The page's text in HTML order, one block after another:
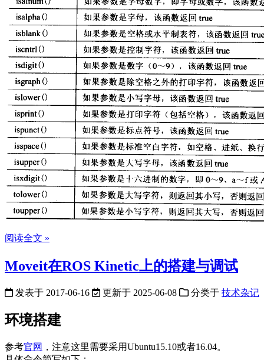
阅读全文 »
Moveit在ROS Kinetic上的搭建与调试
发表于 2017-06-16 更新于 2025-06-08 分类于 技术杂记
环境搭建
参考官网 ，注意这里需要采用Ubuntu15.10或者16.04。